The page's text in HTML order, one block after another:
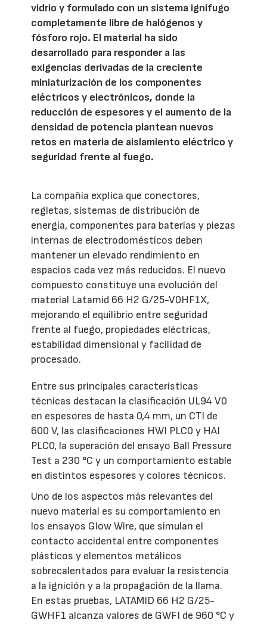
vidrio y formulado con un sistema ignífugo
completamente libre de halógenos y
fósforo rojo. El material ha sido
desarrollado para responder a las
exigencias derivadas de la creciente
miniaturización de los componentes
eléctricos y electrónicos, donde la
reducción de espesores y el aumento de la
densidad de potencia plantean nuevos
retos en materia de aislamiento eléctrico y
seguridad frente al fuego.
La compañía explica que conectores,
regletas, sistemas de distribución de
energía, componentes para baterías y piezas
internas de electrodomésticos deben
mantener un elevado rendimiento en
espacios cada vez más reducidos. El nuevo
compuesto constituye una evolución del
material Latamid 66 H2 G/25-V0HF1X,
mejorando el equilibrio entre seguridad
frente al fuego, propiedades eléctricas,
estabilidad dimensional y facilidad de
procesado.
Entre sus principales características
técnicas destacan la clasificación UL94 V0
en espesores de hasta 0,4 mm, un CTI de
600 V, las clasificaciones HWI PLC0 y HAI
PLC0, la superación del ensayo Ball Pressure
Test a 230 °C y un comportamiento estable
en distintos espesores y colores técnicos.
Uno de los aspectos más relevantes del
nuevo material es su comportamiento en
los ensayos Glow Wire, que simulan el
contacto accidental entre componentes
plásticos y elementos metálicos
sobrecalentados para evaluar la resistencia
a la ignición y a la propagación de la llama.
En estas pruebas, LATAMID 66 H2 G/25-
GWHF1 alcanza valores de GWFI de 960 °C y